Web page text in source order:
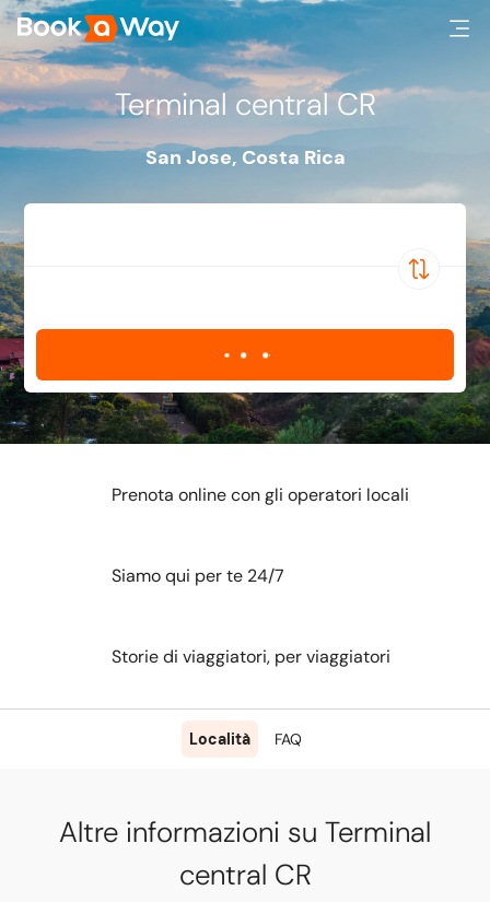
Terminal central CR
San Jose, Costa Rica
Località FAQ
Prenota online con gli operatori locali
Siamo qui per te 24/7
Storie di viaggiatori, per viaggiatori
Altre informazioni su Terminal
central CR